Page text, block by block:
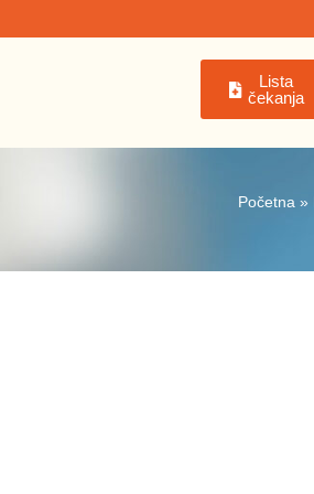
Lista
čekanja
Početna »